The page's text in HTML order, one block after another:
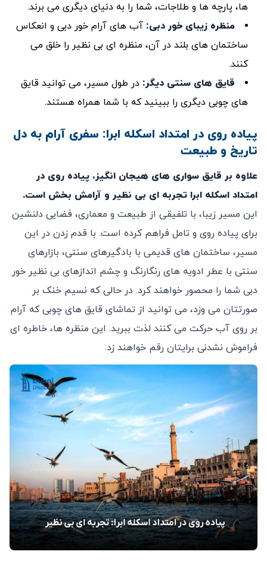
‌ها، پارچه‌ ها و طلاجات، شما را به دنیای دیگری می‌ برند.
منظره زیبای خور دبی: آب‌ های آرام خور دبی و انعکاس
ساختمان‌ های بلند در آن، منظره ‌ای بی ‌نظیر را خلق می
‌کنند.
قایق‌ های سنتی دیگر: در طول مسیر، می ‌توانید قایق
‌های چوبی دیگری را ببینید که با شما همراه هستند.
پیاده ‌روی در امتداد اسکله ابرا: سفری آرام به دل
تاریخ و طبیعت
علاوه بر قایق ‌سواری‌ های هیجان ‌انگیز، پیاده ‌روی در
امتداد اسکله ابرا تجربه‌ ای بی‌ نظیر و آرامش‌ بخش است.
این مسیر زیبا، با تلفیقی از طبیعت و معماری، فضایی دلنشین
برای پیاده ‌روی و تامل فراهم کرده است. با قدم زدن در این
مسیر، ساختمان‌ های قدیمی با بادگیرهای سنتی، بازارهای
سنتی با عطر ادویه ‌های رنگارنگ و چشم ‌اندازهای بی ‌نظیر خور
دبی شما را محصور خواهند کرد. در حالی که نسیم خنک بر
صورتتان می ‌وزد، می ‌توانید از تماشای قایق‌ های چوبی که آرام
بر روی آب حرکت می ‌کنند لذت ببرید. این منظره‌ ها، خاطره‌ ای
فراموش ‌نشدنی برایتان رقم خواهند زد.